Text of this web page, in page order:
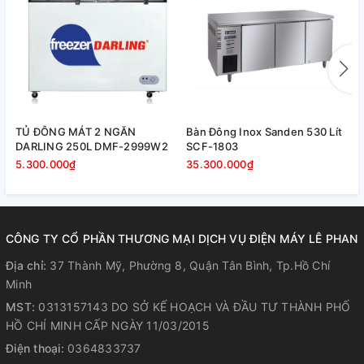
axit bazơ vào tủ gây ăn mòn, thực phẩm lỏng nên để trong
hộp có nắp kín chống bay hơi, làm tan lớp tuyết trên dàn
TỦ ĐÔNG MÁT 2 NGĂN
DARLING 250L DMF-2999W2
5.300.000₫
Bàn Đông Inox Sanden 530 Lít
SCF-1803
35.300.000₫
CÔNG TY CỔ PHẦN THƯƠNG MẠI DỊCH VỤ ĐIỆN MÁY LÊ PHAN
Địa chỉ: 37 Thành Mỹ, Phường 8, Quận Tân Bình, Tp.Hồ Chí
Minh
MST: 0313157143 DO SỞ KẾ HOẠCH VÀ ĐẦU TƯ THÀNH PHỐ
HỒ CHÍ MINH CẤP NGÀY 11/03/2015
Điện thoại: 0364833737